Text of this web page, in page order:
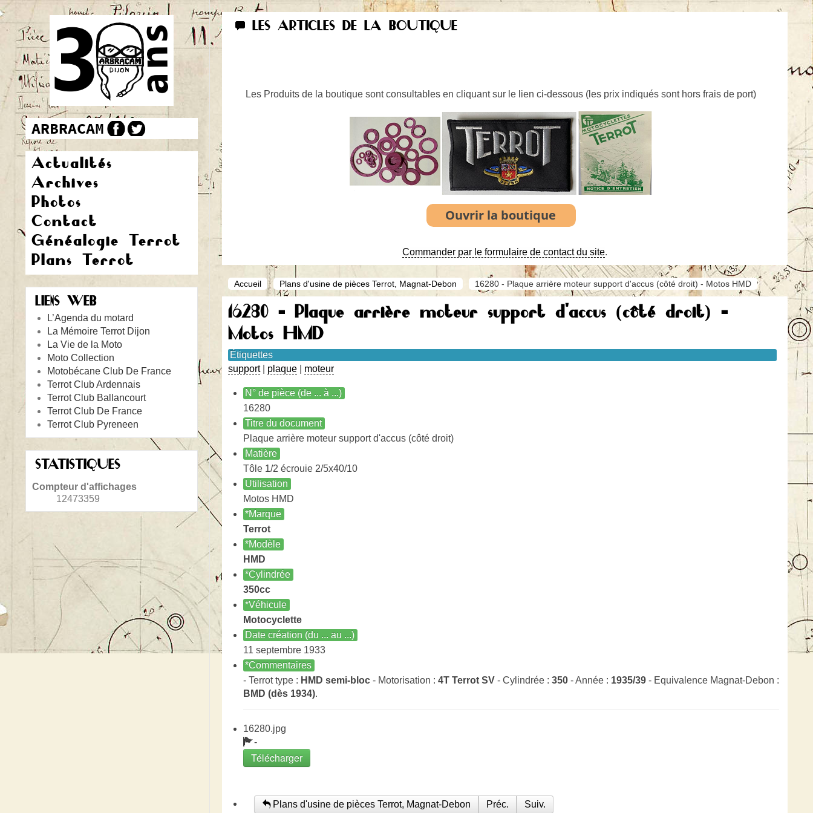
Actualités
Archives
Photos
Contact
Généalogie Terrot
Plans Terrot
LIENS WEB
L’Agenda du motard
La Mémoire Terrot Dijon
La Vie de la Moto
Moto Collection
Motobécane Club De France
Terrot Club Ardennais
Terrot Club Ballancourt
Terrot Club De France
Terrot Club Pyreneen
STATISTIQUES
Compteur d'affichages
12473359
LES ARTICLES DE LA BOUTIQUE
Les Produits de la boutique sont consultables en cliquant sur le lien ci-dessous ( les prix indiqués sont hors frais de port)
Commander par le formulaire de contact du site.
Accueil Plans d'usine de pièces Terrot, Magnat-Debon 16280 - Plaque arrière moteur support d'accus (côté droit) - Motos HMD
16280 - Plaque arrière moteur support d'accus (côté droit) -
Motos HMD
Étiquettes
support| plaque moteur
N° de pièce (de ... à ...)
16280
Titre du document
Plaque arrière moteur support d'accus (côté droit)
Matière
Tôle 1/2 écrouie 2/5x40/10
Utilisation
Motos HMD
*Marque
Terrot
*Modèle
HMD
*Cylindrée
350cc
*Véhicule
Motocyclette
Date création (du ... au ...)
11 septembre 1933
*Commentaires
- Terrot type : HMD semi-bloc - Motorisation : 4T Terrot SV - Cylindrée : 350 - Année : 1935/39 - Equivalence Magnat-Debon :
BMD (dès 1934).
16280.jpg
-
Télécharger
Plans d'usine de pièces Terrot, Magnat-Debon Préc. Suiv.